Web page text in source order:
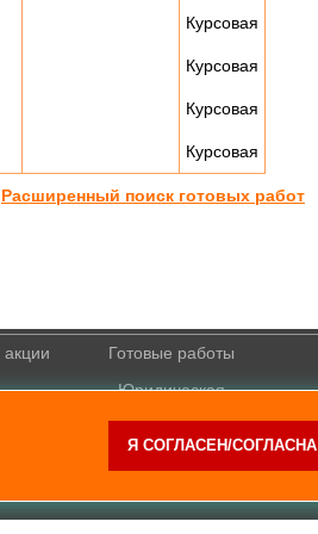
Курсовая
Курсовая
Курсовая
Курсовая
Расширенный поиск готовых работ
Готовые работы
Юридическая
Я СОГЛАСЕН/СОГЛАСНА